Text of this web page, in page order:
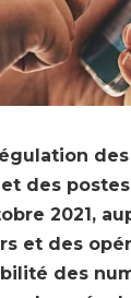
des postes
2021,
et des
des